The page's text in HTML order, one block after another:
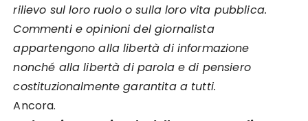
rilievo sul loro ruolo o sulla loro vita pubblica.
Commenti e opinioni del giornalista
appartengono alla libertà di informazione
nonché alla libertà di parola e di pensiero
costituzionalmente garantita a tutti.
Ancora.